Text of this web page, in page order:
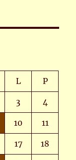
L P
3 4
10 11
17 18